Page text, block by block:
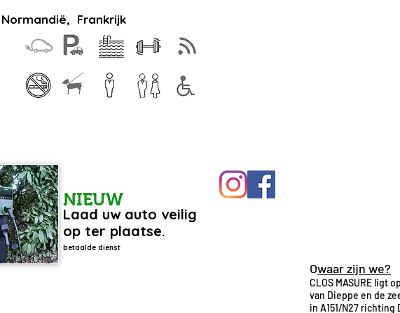
Normandië, Frankrijk
NIEUW
Laad uw auto veilig
op ter plaatse.
betaalde dienst
Owaar zijn we?
CLOS MASURE ligt
van Dieppe en de
in A151/N27